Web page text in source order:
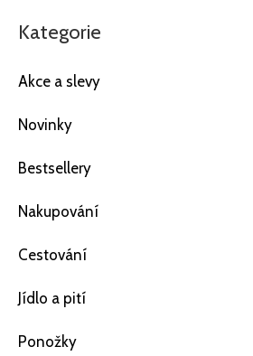
Kategorie
Akce a slevy
Novinky
Bestsellery
Nakupování
Cestování
Jídlo a pití
Ponožky